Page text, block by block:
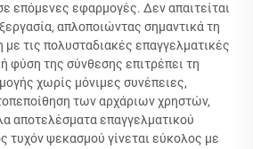
επόμενες εφαρμογές. Δεν απαιτείται
απλοποιώντας σημαντικά τη
με τις πολυσταδιακές επαγγελματικές
φύση της σύνθεσης επιτρέπει τη
χωρίς μόνιμες συνέπειες,
των αρχάριων χρηστών,
αποτελέσματα επαγγελματικού
τυχόν ψεκασμού γίνεται εύκολος με